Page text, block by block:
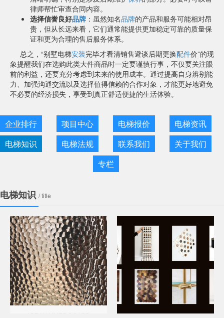
律师帮忙审查合同内容。
选择信誉良好品牌 ：虽然知名品牌的产品和服务可能相对昂
贵，但从长远来看，它们通常能提供更加稳定可靠的质量保
证和更为合理的售后服务体系。
总之，“别墅电梯安装完毕才看清销售避谈后期更换配件价”的现
象提醒我们在选购此类大件商品时一定要谨慎行事，不仅要关注眼
前的利益，还要充分考虑到未来的使用成本。通过提高自身辨别能
力、加强沟通交流以及选择值得信赖的合作对象，才能更好地避免
不必要的经济损失，享受到真正舒适便捷的生活体验。
企业排行 项目中心 电梯报价
电梯资讯
电梯知识
电梯法规 联系我们
关于我们
专栏
电梯知识 / title